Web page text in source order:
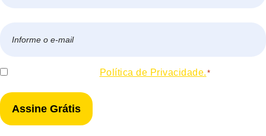
mail
Consentir Política de Privacidade. *